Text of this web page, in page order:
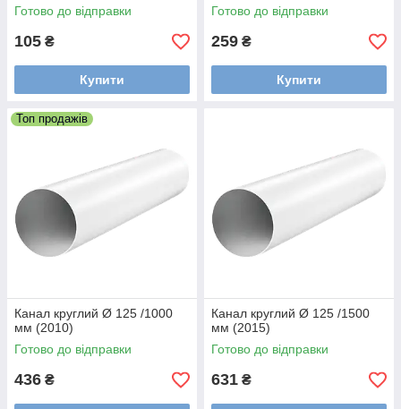
Готово до відправки
105 ₴
Купити
Готово до відправки
259 ₴
Купити
Топ продажів
Канал круглий Ø 125 /1000
мм (2010)
Готово до відправки
436 ₴
Канал круглий Ø 125 /1500
мм (2015)
Готово до відправки
631 ₴